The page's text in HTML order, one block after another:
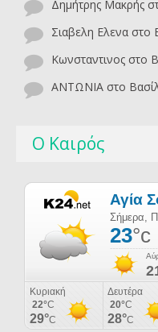
Δημήτρης Μακρής
Σιαβελη Ελενα στο
Κωνσταντινος στο
ΑΝΤΩΝΙΑ στο
Ο Καιρός